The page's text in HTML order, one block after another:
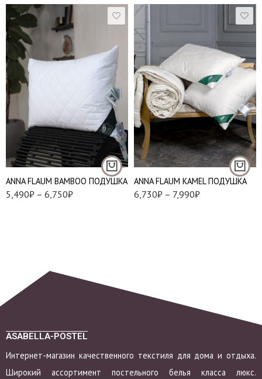
ANNA FLAUM BAMBOO ПОДУШКА
5,490₽ – 6,750₽
Подушки 50*70 см.
Подушки 70*70 см.
ANNA FLAUM KAMEL ПОДУШКА
6,730₽ – 7,990₽
Подушки 50*70 см.
Подушки 70*70 см.
ASABELLA-POSTEL
Интернет-магазин качественного текстиля для дома и отдыха.
Широкий ассортимент постельного белья класса люкс.